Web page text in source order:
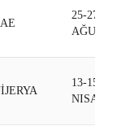
25-27
13-15
NISAN